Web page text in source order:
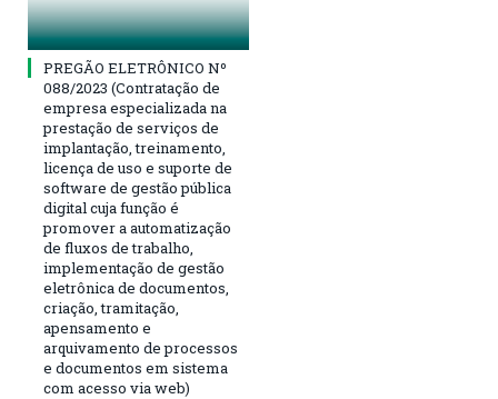
PREGÃO ELETRÔNICO Nº
088/2023 (Contratação de
empresa especializada na
prestação de serviços de
implantação, treinamento,
licença de uso e suporte de
software de gestão pública
digital cuja função é
promover a automatização
de fluxos de trabalho,
implementação de gestão
eletrônica de documentos,
criação, tramitação,
apensamento e
arquivamento de processos
e documentos em sistema
com acesso via web)